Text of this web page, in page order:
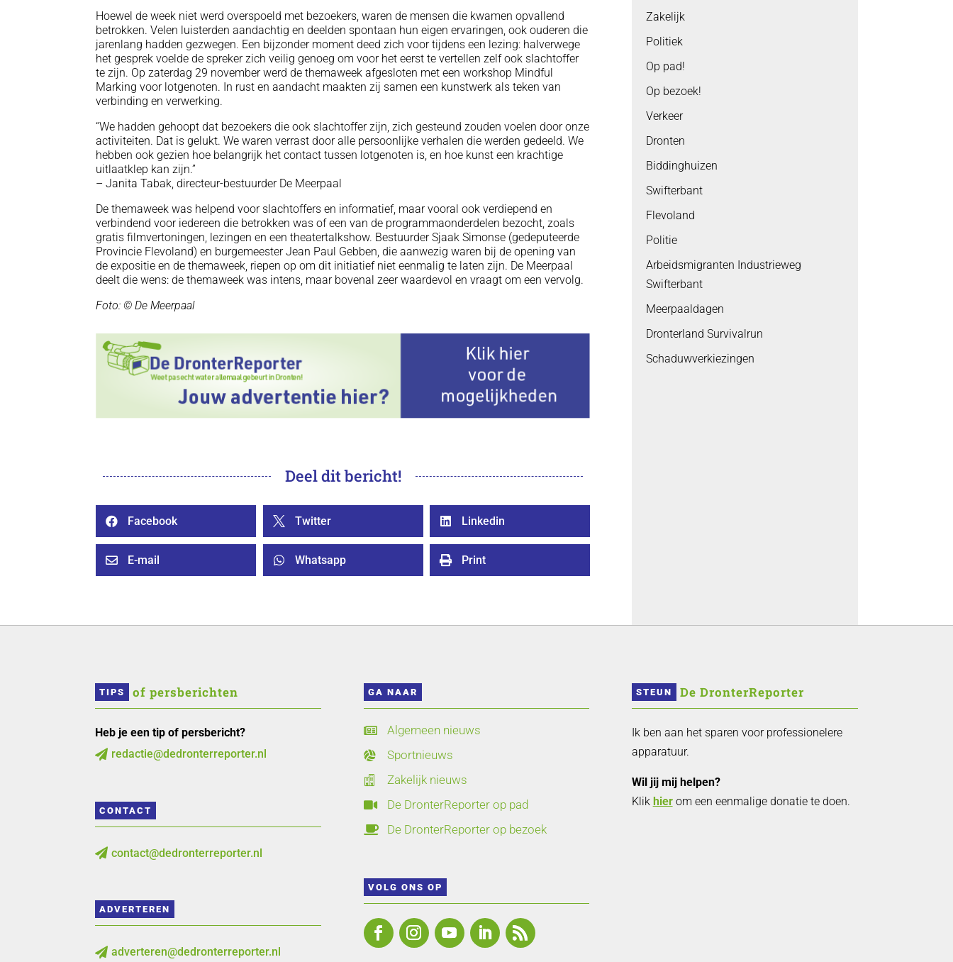
Hoewel de week niet werd overspoeld met bezoekers, waren de mensen die kwamen opvallend
betrokken. Velen luisterden aandachtig en deelden spontaan hun eigen ervaringen, ook ouderen die
jarenlang hadden gezwegen. Een bijzonder moment deed zich voor tijdens een lezing: halverwege
het gesprek voelde de spreker zich veilig genoeg om voor het eerst te vertellen zelf ook slachtoffer
te zijn. Op zaterdag 29 november werd de themaweek afgesloten met een workshop Mindful
Marking voor lotgenoten. In rust en aandacht maakten zij samen een kunstwerk als teken van
verbinding en verwerking.
“We hadden gehoopt dat bezoekers die ook slachtoffer zijn, zich gesteund zouden voelen door onze
activiteiten. Dat is gelukt. We waren verrast door alle persoonlijke verhalen die werden gedeeld. We
hebben ook gezien hoe belangrijk het contact tussen lotgenoten is, en hoe kunst een krachtige
uitlaatklep kan zijn.”
– Janita Tabak, directeur-bestuurder De Meerpaal
De themaweek was helpend voor slachtoffers en informatief, maar vooral ook verdiepend en
verbindend voor iedereen die betrokken was of een van de programmaonderdelen bezocht, zoals
gratis filmvertoningen, lezingen en een theatertalkshow. Bestuurder Sjaak Simonse (gedeputeerde
Provincie Flevoland) en burgemeester Jean Paul Gebben, die aanwezig waren bij de opening van
de expositie en de themaweek, riepen op om dit initiatief niet eenmalig te laten zijn. De Meerpaal
deelt die wens: de themaweek was intens, maar bovenal zeer waardevol en vraagt om een vervolg.
Foto: © De Meerpaal
Deel dit bericht!
 Facebook  Twitter  Linkedin
 E-mail  Whatsapp  Print
Zakelijk
Politiek
Op pad!
Op bezoek!
Verkeer
Dronten
Biddinghuizen
Swifterbant
Flevoland
Politie
Arbeidsmigranten Industrieweg
Swifterbant
Meerpaaldagen
Dronterland Survivalrun
Schaduwverkiezingen
TIPS of persberichten
Heb je een tip of persbericht?
 redactie@dedronterreporter.nl
CONTACT
 contact@dedronterreporter.nl
ADVERTEREN
 adverteren@dedronterreporter.nl
GA NAAR
 Algemeen nieuws
 Sportnieuws
 Zakelijk nieuws
 De DronterReporter op pad
 De DronterReporter op bezoek
VOLG ONS OP
STEUN De DronterReporter
Ik ben aan het sparen voor professionelere
apparatuur.
Wil jij mij helpen?
Klik hierom een eenmalige donatie te doen.